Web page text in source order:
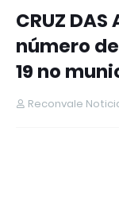
CRUZ DAS
número
19 no
Reconvale